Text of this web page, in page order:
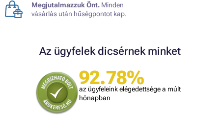
Megjutalmazzuk Önt. Minden
vásárlás után hűségpontot kap.
Az ügyfelek dicsérnek minket
92.78%
az ügyfeleink elégedettsége a múlt
hónapban